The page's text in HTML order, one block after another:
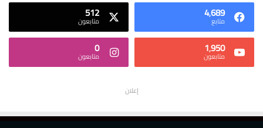
4٬689
متابع 512
متابعون
1٬950
متابعون 0
متابعون
إعلان